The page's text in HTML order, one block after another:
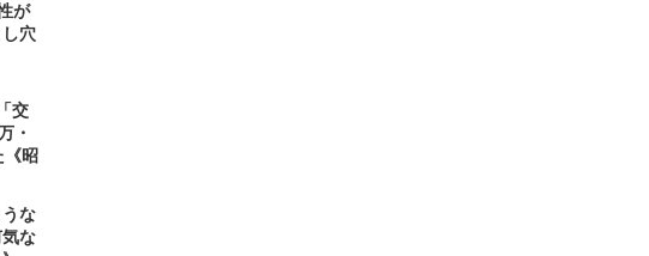
が
穴
交
・
《昭
うな
な